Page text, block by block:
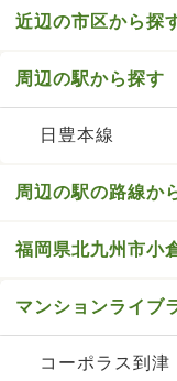
近辺の市区から探
周辺の駅から探す
日豊本線
周辺の駅の路線か
福岡県北九州市小
マンションライブ
コーポラス到津